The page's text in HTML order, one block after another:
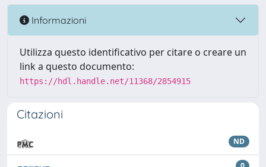
Informazioni
Utilizza questo identificativo per citare o creare un
link a questo documento:
https://hdl.handle.net/11368/2854915
Citazioni
ND